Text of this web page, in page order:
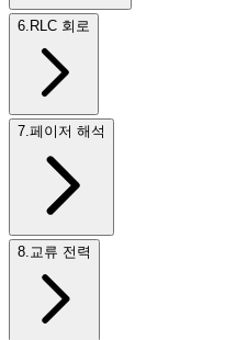
6 RLC 회로
7 페이저 해석
8 교류 전력